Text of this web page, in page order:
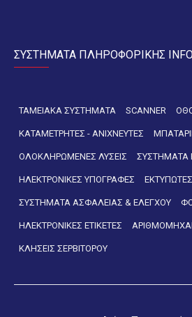
ΣΥΣΤΗΜΑΤΑ ΠΛΗΡΟΦΟΡΙΚΗΣ
ΤΑΜΕΙΑΚΑ ΣΥΣΤΗΜΑΤΑ SCANNER
ΚΑΤΑΜΕΤΡΗΤΕΣ - ΑΝΙΧΝΕΥΤΕΣ
ΟΛΟΚΛΗΡΩΜΕΝΕΣ ΛΥΣΕΙΣ ΣΥΣΤΗΜΑΤΑ
ΗΛΕΚΤΡΟΝΙΚΕΣ ΥΠΟΓΡΑΦΕΣ ΕΚΤΥΠΩΤΕΣ
ΣΥΣΤΗΜΑΤΑ ΑΣΦΑΛΕΙΑΣ & ΕΛΕΓΧΟΥ
ΗΛΕΚΤΡΟΝΙΚΕΣ ΕΤΙΚΕΤΕΣ
ΚΛΗΣΕΙΣ ΣΕΡΒΙΤΟΡΟΥ